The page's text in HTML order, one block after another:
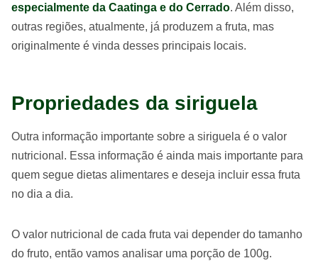
especialmente da Caatinga e do Cerrado. Além disso,
outras regiões, atualmente, já produzem a fruta, mas
originalmente é vinda desses principais locais.
Propriedades da siriguela
Outra informação importante sobre a siriguela é o valor
nutricional. Essa informação é ainda mais importante para
quem segue dietas alimentares e deseja incluir essa fruta
no dia a dia.
O valor nutricional de cada fruta vai depender do tamanho
do fruto, então vamos analisar uma porção de 100g.